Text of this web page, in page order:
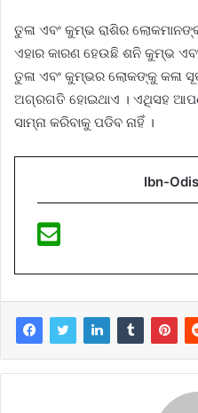
ତୁଳା ଏବଂ କୁମ୍ଭ ରାଶିର
ଏହାର କାରଣ ହେଉଛି ଶନି କୁମ୍ଭ
ତୁଳା ଏବଂ କୁମ୍ଭର ଲୋକଙ୍କୁ କଳା
ଅଗ୍ରଗତି ହୋଇଥାଏ । ଏଥିସହ
ସାମ୍ନା କରିବାକୁ ପଡିବ ନାହିଁ ।
Ibn-